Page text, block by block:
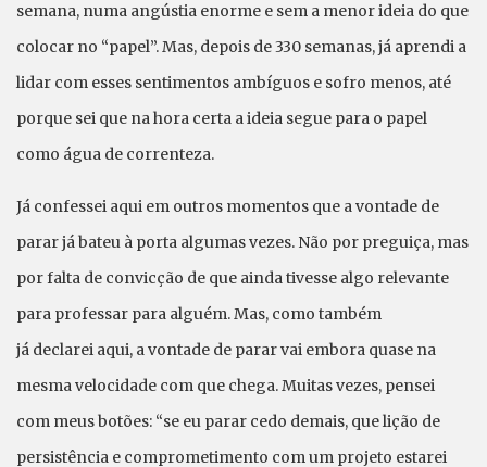
semana, numa angústia enorme e sem a menor ideia do que
colocar no “papel”. Mas, depois de 330 semanas, já aprendi a
lidar com esses sentimentos ambíguos e sofro menos, até
porque sei que na hora certa a ideia segue para o papel
como água de correnteza.
Já confessei aqui em outros momentos que a vontade de
parar já bateu à porta algumas vezes. Não por preguiça, mas
por falta de convicção de que ainda tivesse algo relevante
para professar para alguém. Mas, como também
já declarei aqui, a vontade de parar vai embora quase na
mesma velocidade com que chega. Muitas vezes, pensei
com meus botões: “se eu parar cedo demais, que lição de
persistência e comprometimento com um projeto estarei